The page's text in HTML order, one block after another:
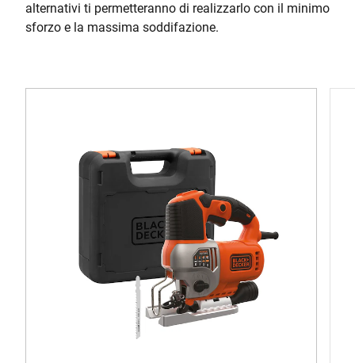
alternativi ti permetteranno di realizzarlo con il minimo
sforzo e la massima soddifazione.